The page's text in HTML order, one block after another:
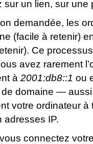
sur un lien, sur une
demandée, les
(facile à retenir)
Ce
avez rarement
à 2001:db8::1 ou
de domaine —
votre ordinateur à
adresses IP.
connectez